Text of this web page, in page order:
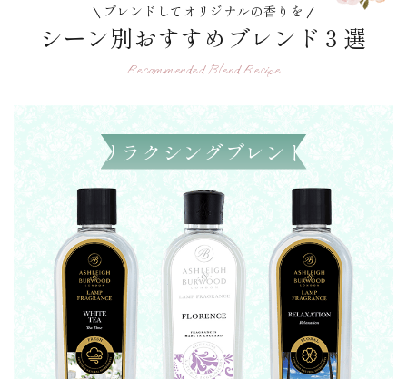
ブレンドしてオリジナルの香りを
シーン別おすすめブレンド３選
Recommended Blend Recipe
リラクシングブレンド